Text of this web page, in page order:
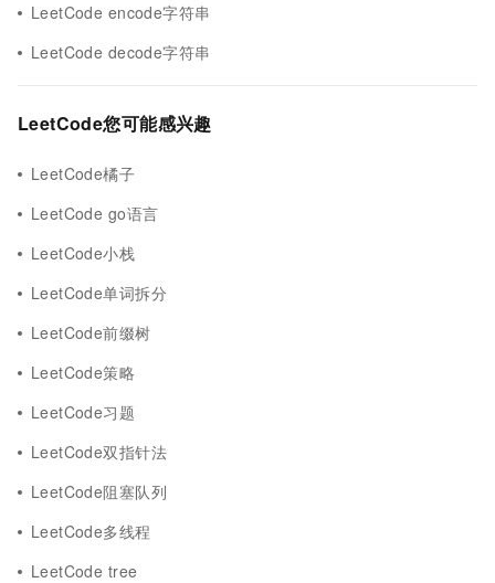
LeetCode encode字符串
LeetCode decode字符串
LeetCode您可能感兴趣
LeetCode橘子
LeetCode go语言
LeetCode小栈
LeetCode单词拆分
LeetCode前缀树
LeetCode策略
LeetCode习题
LeetCode双指针法
LeetCode阻塞队列
LeetCode多线程
LeetCode tree